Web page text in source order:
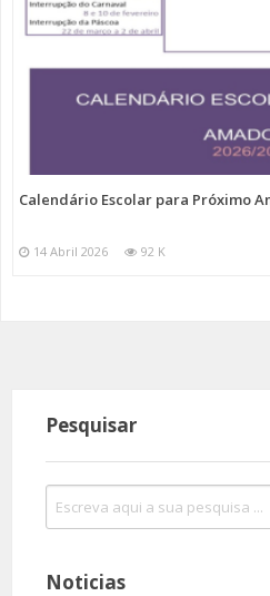
Calendário Escolar para Próximo
14 Abril 2026 92 K
Pesquisar
Noticias